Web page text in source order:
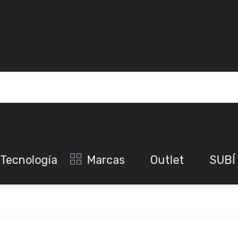
Tecnología Marcas Outlet SUBÍ